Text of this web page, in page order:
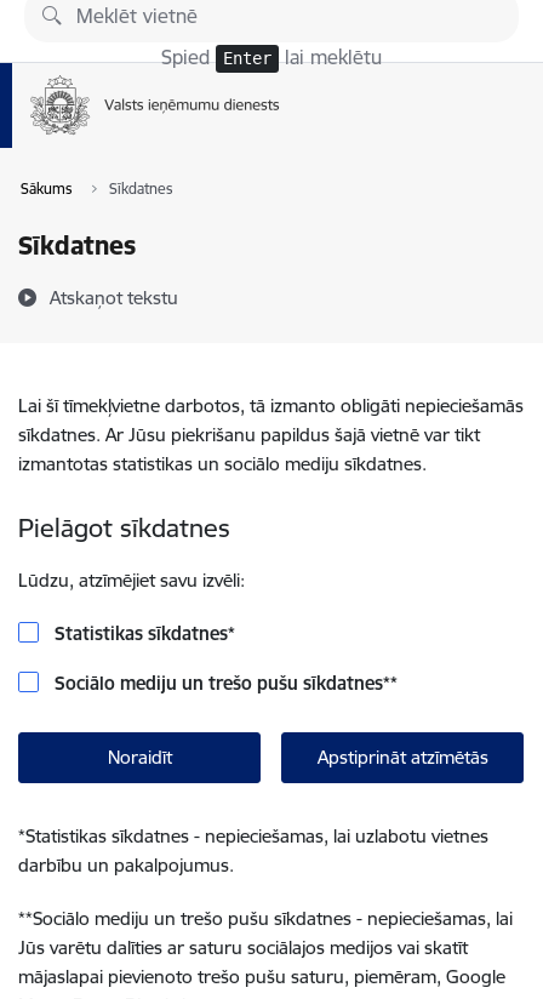
Pāriet uz lapas saturu
Spied Enter lai meklētu
Sākums Sīkdatnes
Sīkdatnes
Atskaņot tekstu
Lai šī tīmekļvietne darbotos, tā izmanto obligāti nepieciešamās
sīkdatnes. Ar Jūsu piekrišanu papildus šajā vietnē var tikt
izmantotas statistikas un sociālo mediju sīkdatnes.
Pielāgot sīkdatnes
Lūdzu, atzīmējiet savu izvēli:
Statistikas sīkdatnes*
Sociālo mediju un trešo pušu sīkdatnes**
Noraidīt Apstiprināt atzīmētās
*Statistikas sīkdatnes - nepieciešamas, lai uzlabotu vietnes
darbību un pakalpojumus.
**Sociālo mediju un trešo pušu sīkdatnes - nepieciešamas, lai
Jūs varētu dalīties ar saturu sociālajos medijos vai skatīt
mājaslapai pievienoto trešo pušu saturu, piemēram, Google